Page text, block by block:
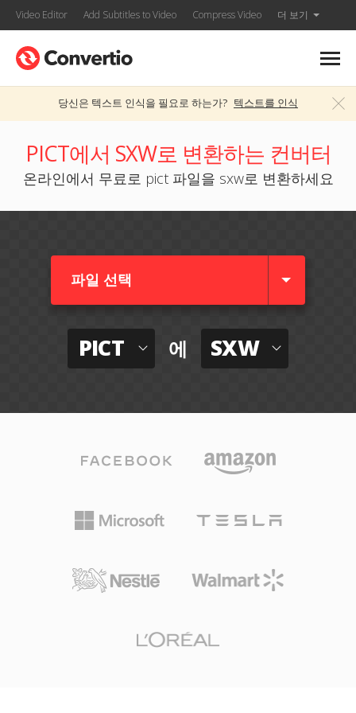
Video Editor Add Subtitles to Video Compress Video 더 보기
당신은 텍스트 인식을 필요로 하는가? 텍스트를 인식
PICT에서 SXW로 변환하는 컨버터
온라인에서 무료로 pict 파일을 sxw로 변환하세요
파일 선택
PICT 에 SXW